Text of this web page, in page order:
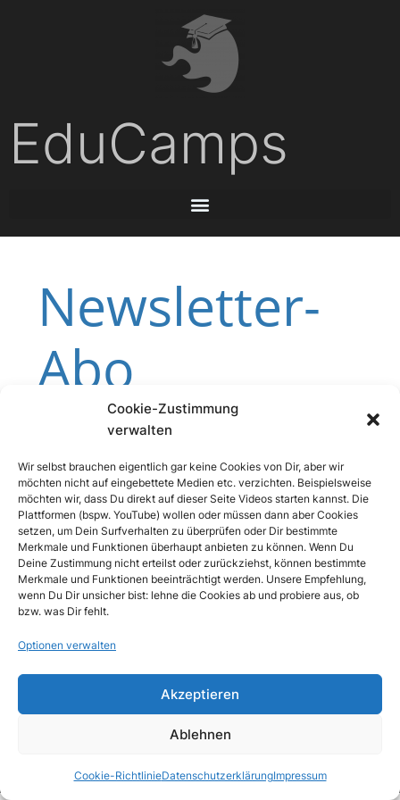
Cookie-Zustimmung
verwalten
Wir selbst brauchen eigentlich gar keine Cookies von Dir, aber wir
möchten nicht auf eingebettete Medien etc. verzichten. Beispielsweise
möchten wir, dass Du direkt auf dieser Seite Videos starten kannst. Die
Plattformen (bspw. YouTube) wollen oder müssen dann aber Cookies
setzen, um Dein Surfverhalten zu überprüfen oder Dir bestimmte
Merkmale und Funktionen überhaupt anbieten zu können. Wenn Du
Deine Zustimmung nicht erteilst oder zurückziehst, können bestimmte
Merkmale und Funktionen beeinträchtigt werden. Unsere Empfehlung,
wenn Du Dir unsicher bist: lehne die Cookies ab und probiere aus, ob
bzw. was Dir fehlt.
Optionen verwalten
Akzeptieren
Ablehnen
Cookie-RichtlinieDatenschutzerklärungImpressum
EduCamps
Newsletter-
Abo
verwalten
Das Formular zur Abonnement-Verwaltung ist
nur für Abonnenten einer Mailingliste
verfügbar.